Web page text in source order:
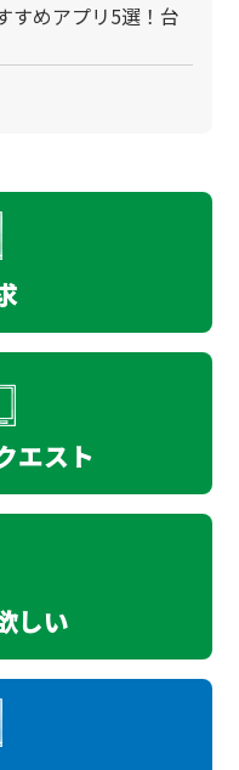
すめアプリ5選！台
エスト
しい